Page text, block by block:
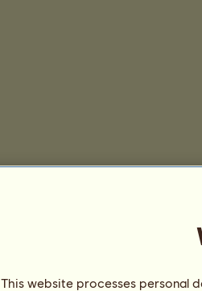
This website processes personal